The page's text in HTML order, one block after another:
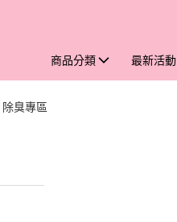
商品分類 最新活動
除臭專區